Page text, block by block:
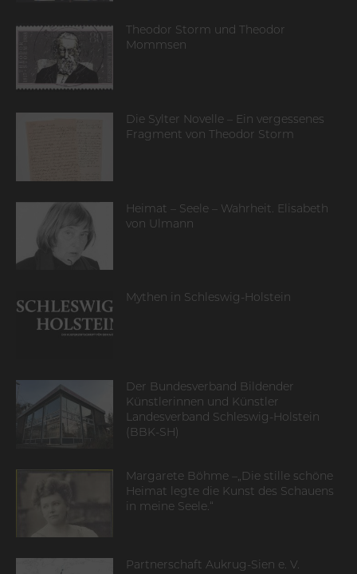
Theodor Storm und Theodor
Mommsen
Die Sylter Novelle – Ein vergessenes
Fragment von Theodor Storm
Heimat – Seele – Wahrheit. Elisabeth
von Ulmann
Mythen in Schleswig-Holstein
Der Bundesverband Bildender
Künstlerinnen und Künstler
Landesverband Schleswig-Holstein
(BBK-SH)
Margarete Böhme –„Die stille schöne
Heimat legte die Kunst des Schauens
in meine Seele.“
Partnerschaft Aukrug-Sien e. V.